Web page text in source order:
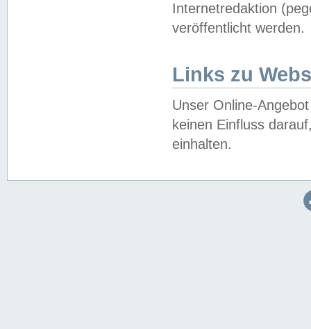
Internetredaktion
veröffentlicht werden.
Links zu
Unser Online-
keinen Einfluss
einhalten.